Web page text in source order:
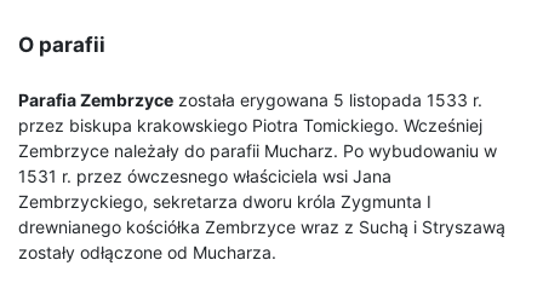
O parafii
Parafia Zembrzyce została erygowana 5 listopada 1533 r.
przez biskupa krakowskiego Piotra Tomickiego. Wcześniej
Zembrzyce należały do parafii Mucharz. Po wybudowaniu w
1531 r. przez ówczesnego właściciela wsi Jana
Zembrzyckiego, sekretarza dworu króla Zygmunta I
drewnianego kościółka Zembrzyce wraz z Suchą i Stryszawą
zostały odłączone od Mucharza.